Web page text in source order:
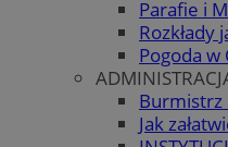
Parafie i
Rozkłady
Pogoda w
Burmistrz
Jak